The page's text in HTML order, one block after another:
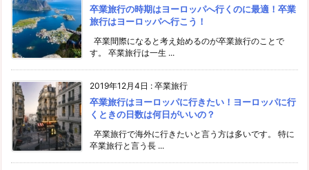
卒業旅行の時期はヨーロッパへ行くのに最適！卒業
旅行はヨーロッパへ行こう！
卒業間際になると考え始めるのが卒業旅行のことで
す。 卒業旅行は一生 ...
2019年12月4日 : 卒業旅行
卒業旅行はヨーロッパに行きたい！ヨーロッパに行
くときの日数は何日がいいの？
卒業旅行で海外に行きたいと言う方は多いです。 特に
卒業旅行と言う長 ...